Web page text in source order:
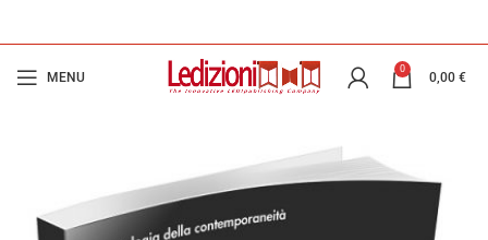
MENU
0
0,00 €